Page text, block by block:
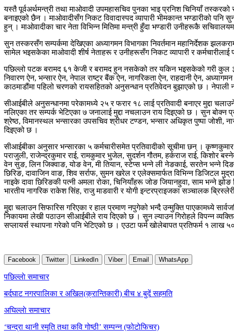
यस्तै पूर्वअर्थमन्त्री तथा माओवादी उपमहासचिव पुनका भाइ प्रनिश चिनियाँ
बनाइएको छैन । माओवादीसँग निकट विवादास्पद व्यापारी भीमकान्त भण्डारीको
हुन् । माओवादीका चार नेता विभिन्न मितिमा मन्त्री हुँदा भण्डारी उनीहरूकै
सुन तस्करसँग सम्पर्कमा देखिएका अध्यागमन विभागका निवर्तमान महानिर्देशक
सामेल भइसकेका माओवादी शीर्ष नेताहरू र उनीहरूसँग निकट व्यापारी र
पछिल्लो पटक बरामद ६१ केजी र बरामद हुन नसकेको तर यकिन भइसकेको गरी कुल
निवारण ऐन, भन्सार ऐन, नेपाल राष्ट्र बैंक ऐन, नागरिकता ऐन, राहदानी ऐन,
काठमाडौंमा पहिलो चरणको रायसहितको अनुसन्धान प्रतिवेदन बुझाएको छ । नेपाली
सीआईबीले अनुसन्धानमा परेकामध्ये २५ र फरार १८ लाई प्रतिवादी बनाएर मुद्दा
नलिएका तर सम्पर्क भेटिएका ७ जनालाई मुद्दा नचलाउन राय दिइएको छ । सुन
श्रेष्ठ, विमानस्थल भन्सारका उपसचिव श्रीधर टण्डन, भन्सार अधिकृत पुष्पा
दिइएको छ ।
सीआईबीका अनुसार भन्सारका ५ कर्मचारीसमेत प्रतिवादीको सूचीमा छन् ।
पराजुली, राजेन्द्रकुमार राई, रामकुमार भुजेल, सुदर्शन गौतम, हर्कराज राई, किशोर
वेन सुङ, लिन जिक्वाङ, योङ वेन, मी तियान, स्टेप्स भन्ने ली नेङकाई, सरतेन भन्ने दिङ
छिरिङ, दावाजिन वाङ, शिव सर्राफ, सुमन खरेल र एलेक्समार्फत विभिन्न डिजिटल
नाइके दावा छिरिङकी पत्नी अमला रोका, चिनियाँहरू जोङ जियानहुवा, साम
भारतीय नागरिक राकेश सिंह, राजु माडवारी र योगी इन्टरप्राइजका सञ्चालक
मुद्दा चलाउन सिफारिस गरिएका र हाल प्रमाण नपुगेको भन्दै उन्मुक्ति पाएकामध्ये
निकायमा लेखी पठाउन सीआईबीले राय दिएको छ । सुन ल्याउन गिरोहले विपन्न
सप्लायर्स स्थापना गरेको पनि भेटिएको छ । एउटा फर्म खोलेबापत प्रतिफर्म १ लाख
Facebook Twitter LinkedIn Viber Email WhatsApp
Post
navigation
पछिल्लाे समाचार
बर्दघाट नगरपालिका र अखिल(क्रान्तिकारी) बीच ४ बुदें सहमति
अघिल्लाे समाचार
‘चन्द्रा थानी स्मृति तथा कवि गोष्ठी’ सम्पन्न (फोटोफिचर)